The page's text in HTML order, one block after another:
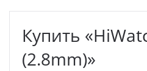
Купить
(2.8mm)»